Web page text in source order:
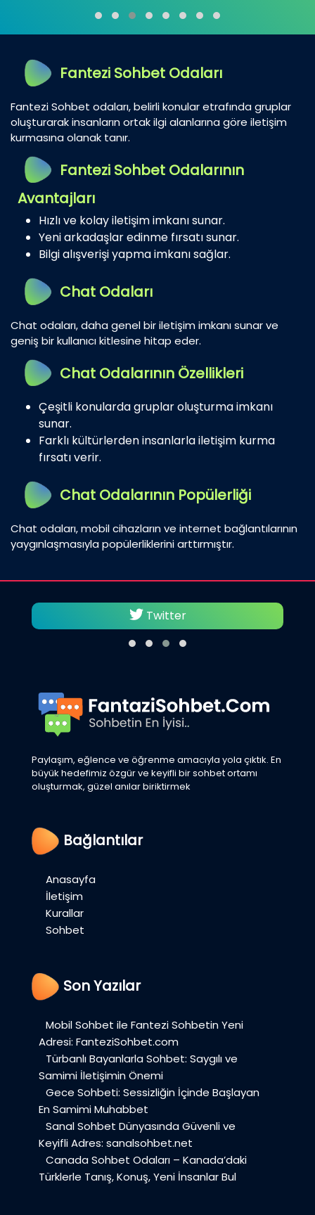
Fantezi Sohbet Odaları
Fantezi Sohbet odaları, belirli konular etrafında gruplar
oluşturarak insanların ortak ilgi alanlarına göre iletişim
kurmasına olanak tanır.
Fantezi Sohbet Odalarının
Avantajları
Hızlı ve kolay iletişim imkanı sunar.
Yeni arkadaşlar edinme fırsatı sunar.
Bilgi alışverişi yapma imkanı sağlar.
Chat Odaları
Chat odaları, daha genel bir iletişim imkanı sunar ve
geniş bir kullanıcı kitlesine hitap eder.
Chat Odalarının Özellikleri
Çeşitli konularda gruplar oluşturma imkanı
sunar.
Farklı kültürlerden insanlarla iletişim kurma
fırsatı verir.
Chat Odalarının Popülerliği
Chat odaları, mobil cihazların ve internet bağlantılarının
yaygınlaşmasıyla popülerliklerini arttırmıştır.
Twitter
Paylaşım, eğlence ve öğrenme amacıyla yola çıktık. En
büyük hedefimiz özgür ve keyifli bir sohbet ortamı
oluşturmak, güzel anılar biriktirmek
Bağlantılar
Anasayfa
İletişim
Kurallar
Sohbet
Son Yazılar
Mobil Sohbet ile Fantezi Sohbetin Yeni
Adresi: FanteziSohbet.com
Türbanlı Bayanlarla Sohbet: Saygılı ve
Samimi İletişimin Önemi
Gece Sohbeti: Sessizliğin İçinde Başlayan
En Samimi Muhabbet
Sanal Sohbet Dünyasında Güvenli ve
Keyifli Adres: sanalsohbet.net
Canada Sohbet Odaları – Kanada’daki
Türklerle Tanış, Konuş, Yeni İnsanlar Bul